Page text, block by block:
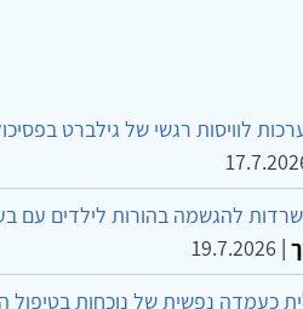
לוויסות רגשי של גילברט
להגשמה בהורות לילדים עם
|
19.7.2026
כעמדה נפשית של נוכחות בטיפול